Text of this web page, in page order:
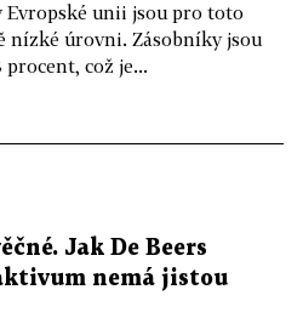
Evropské unii jsou pro toto
nízké úrovni. Zásobníky jsou
což je...
Jak De Beers
nemá jistou